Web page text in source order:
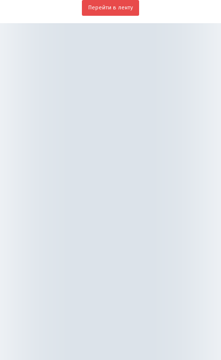
Перейти в ленту